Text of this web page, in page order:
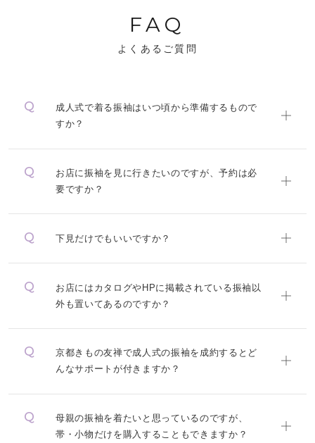
FAQ
よくあるご質問
成人式で着る振袖はいつ頃から準備するもので
すか？
お店に振袖を見に行きたいのですが、予約は必
要ですか？
下見だけでもいいですか？
お店にはカタログやHPに掲載されている振袖以
外も置いてあるのですか？
京都きもの友禅で成人式の振袖を成約するとど
んなサポートが付きますか？
母親の振袖を着たいと思っているのですが、
帯・小物だけを購入することもできますか？